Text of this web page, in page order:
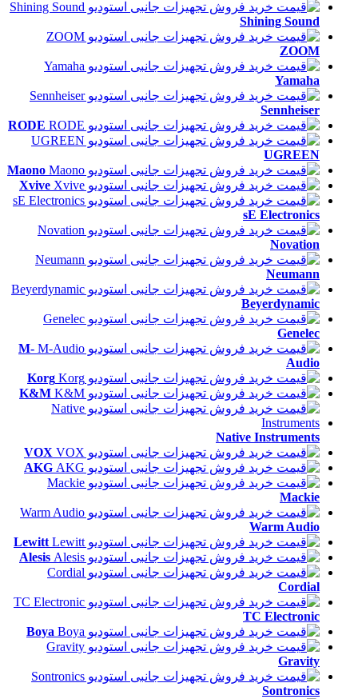
Shining Sound
ZOOM
Yamaha
Sennheiser
RODE
UGREEN
Maono
Xvive
sE Electronics
Novation
Neumann
Beyerdynamic
Genelec
M-
Audio
Korg
K&M
Native Instruments
VOX
AKG
Mackie
Warm Audio
Lewitt
Alesis
Cordial
TC Electronic
Boya
Gravity
Sontronics